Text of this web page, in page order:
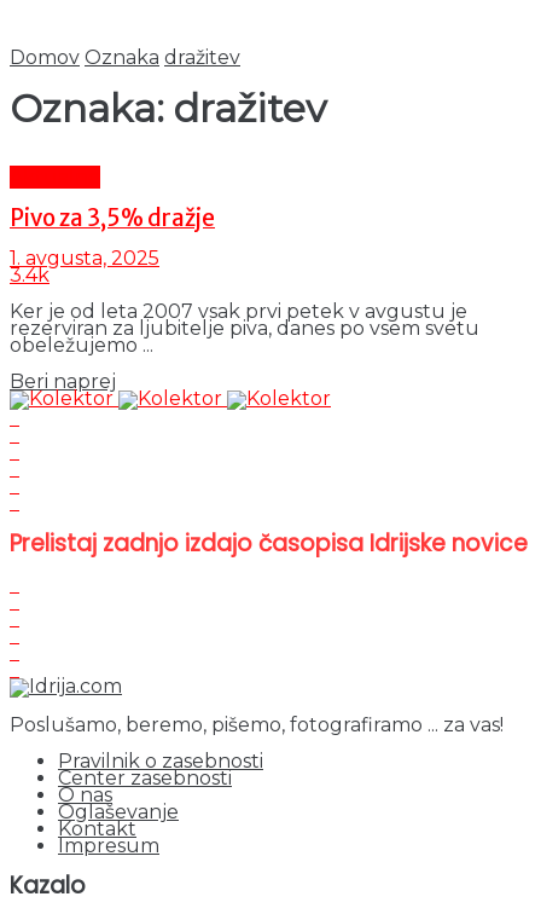
Domov Oznaka dražitev
Oznaka: dražitev
Pivo za 3,5% dražje
1. avgusta, 2025
3.4k
Ker je od leta 2007 vsak prvi petek v avgustu je
rezerviran za ljubitelje piva, danes po vsem svetu
obeležujemo ...
Beri naprej
Prelistaj zadnjo izdajo časopisa Idrijske novice
Poslušamo, beremo, pišemo, fotografiramo ... za vas!
Pravilnik o zasebnosti
Center zasebnosti
O nas
Oglaševanje
Kontakt
Impresum
Kazalo